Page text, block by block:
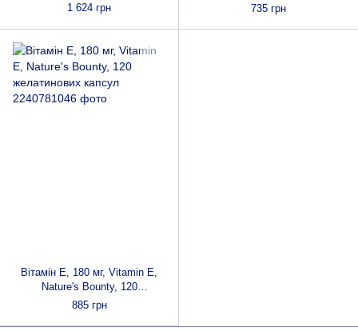
1 624 грн
735 грн
Вітамін Е, 180 мг, Vitamin Е,
Nature's Bounty, 120
желатинових капсул
885 грн